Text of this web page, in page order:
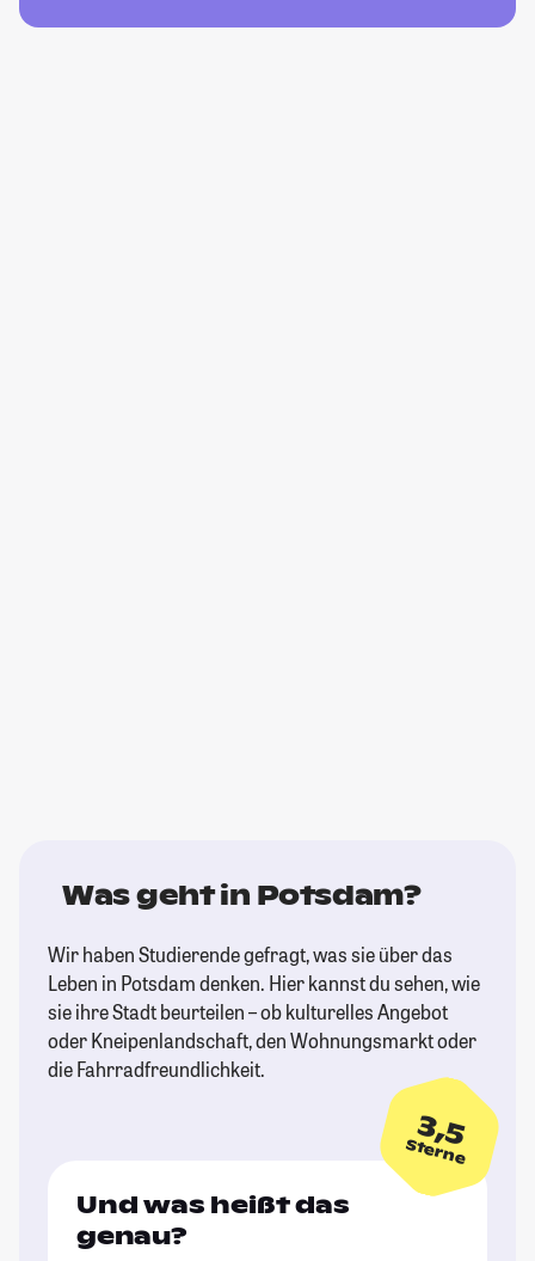
Was geht in Potsdam?
Wir haben Studierende gefragt, was sie über das
Leben in Potsdam denken. Hier kannst du sehen, wie
sie ihre Stadt beurteilen – ob kulturelles Angebot
oder Kneipenlandschaft, den Wohnungsmarkt oder
die Fahrradfreundlichkeit.
3,5
Sterne
Und was heißt das
genau?